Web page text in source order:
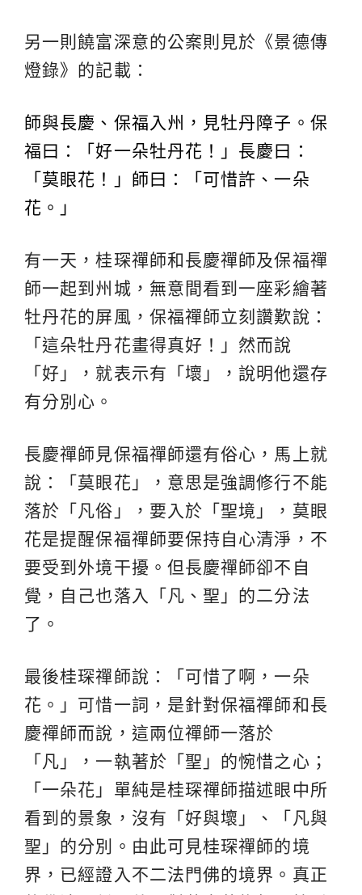
另一則饒富深意的公案則見於《景德傳
燈錄》的記載：
師與長慶、保福入州，見牡丹障子。保
福曰：「好一朵牡丹花！」長慶曰：
「莫眼花！」師曰：「可惜許、一朵
花。」
有一天，桂琛禪師和長慶禪師及保福禪
師一起到州城，無意間看到一座彩繪著
牡丹花的屏風，保福禪師立刻讚歎說：
「這朵牡丹花畫得真好！」然而說
「好」，就表示有「壞」，說明他還存
有分別心。
長慶禪師見保福禪師還有俗心，馬上就
說：「莫眼花」，意思是強調修行不能
落於「凡俗」，要入於「聖境」，莫眼
花是提醒保福禪師要保持自心清淨，不
要受到外境干擾。但長慶禪師卻不自
覺，自己也落入「凡、聖」的二分法
了。
最後桂琛禪師說：「可惜了啊，一朵
花。」可惜一詞，是針對保福禪師和長
慶禪師而說，這兩位禪師一落於
「凡」，一執著於「聖」的惋惜之心；
「一朵花」單純是桂琛禪師描述眼中所
看到的景象，沒有「好與壞」、「凡與
聖」的分別。由此可見桂琛禪師的境
界，已經證入不二法門佛的境界。真正